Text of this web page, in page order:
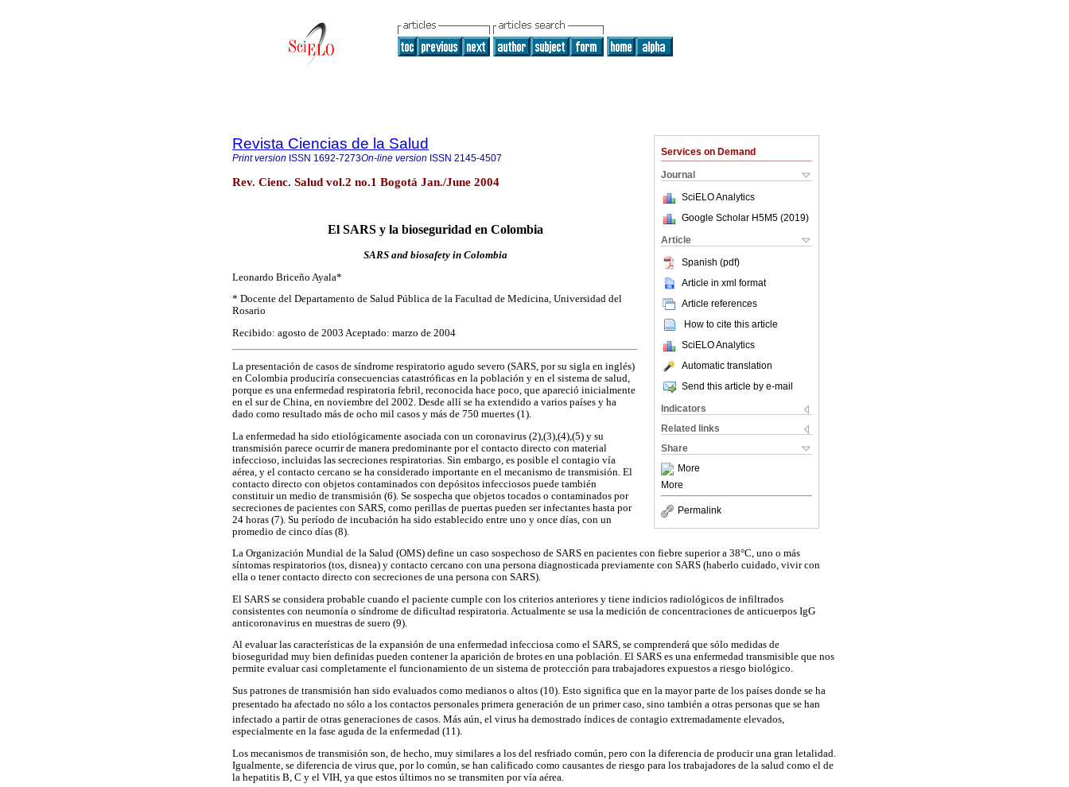
Services on Demand
Journal
SciELO Analytics
Google Scholar H5M5 (2019)
Article
Spanish (pdf)
Article in xml format
Article references
How to cite this article
SciELO Analytics
Automatic translation
Send this article by e-mail
Indicators
Related links
Share
More
More
Permalink
Revista Ciencias de la Salud
Print version ISSN 1692-7273On-line version ISSN 2145-4507
Rev. Cienc. Salud vol.2 no.1 Bogotá Jan./June 2004
El SARS y la bioseguridad en Colombia
SARS and biosafety in Colombia
Leonardo Briceño Ayala*
* Docente del Departamento de Salud Pública de la Facultad de Medicina, Universidad del
Rosario
Recibido: agosto de 2003 Aceptado: marzo de 2004
La presentación de casos de síndrome respiratorio agudo severo (SARS, por su sigla en inglés)
en Colombia produciría consecuencias catastróficas en la población y en el sistema de salud,
porque es una enfermedad respiratoria febril, reconocida hace poco, que apareció inicialmente
en el sur de China, en noviembre del 2002. Desde allí se ha extendido a varios países y ha
dado como resultado más de ocho mil casos y más de 750 muertes (1).
La enfermedad ha sido etiológicamente asociada con un coronavirus (2),(3),(4),(5) y su
transmisión parece ocurrir de manera predominante por el contacto directo con material
infeccioso, incluidas las secreciones respiratorias. Sin embargo, es posible el contagio vía
aérea, y el contacto cercano se ha considerado importante en el mecanismo de transmisión. El
contacto directo con objetos contaminados con depósitos infecciosos puede también
constituir un medio de transmisión (6). Se sospecha que objetos tocados o contaminados por
secreciones de pacientes con SARS, como perillas de puertas pueden ser infectantes hasta por
24 horas (7). Su período de incubación ha sido establecido entre uno y once días, con un
promedio de cinco días (8).
La Organización Mundial de la Salud (OMS) define un caso sospechoso de SARS en pacientes con fiebre superior a 38°C, uno o más
síntomas respiratorios (tos, disnea) y contacto cercano con una persona diagnosticada previamente con SARS (haberlo cuidado, vivir con
ella o tener contacto directo con secreciones de una persona con SARS).
El SARS se considera probable cuando el paciente cumple con los criterios anteriores y tiene indicios radiológicos de infiltrados
consistentes con neumonía o síndrome de dificultad respiratoria. Actualmente se usa la medición de concentraciones de anticuerpos IgG
anticoronavirus en muestras de suero (9).
Al evaluar las características de la expansión de una enfermedad infecciosa como el SARS, se comprenderá que sólo medidas de
bioseguridad muy bien definidas pueden contener la aparición de brotes en una población. El SARS es una enfermedad transmisible que nos
permite evaluar casi completamente el funcionamiento de un sistema de protección para trabajadores expuestos a riesgo biológico.
Sus patrones de transmisión han sido evaluados como medianos o altos (10). Esto significa que en la mayor parte de los países donde se ha
presentado ha afectado no sólo a los contactos personales primera generación de un primer caso, sino también a otras personas que se han
infectado a partir de otras generaciones de casos. Más aún, el virus ha demostrado índices de contagio extremadamente elevados,
especialmente en la fase aguda de la enfermedad (11).
Los mecanismos de transmisión son, de hecho, muy similares a los del resfriado común, pero con la diferencia de producir una gran letalidad.
Igualmente, se diferencia de virus que, por lo común, se han calificado como causantes de riesgo para los trabajadores de la salud como el de
la hepatitis B, C y el VIH, ya que estos últimos no se transmiten por vía aérea.